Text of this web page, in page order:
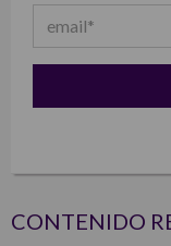
CONTENIDO